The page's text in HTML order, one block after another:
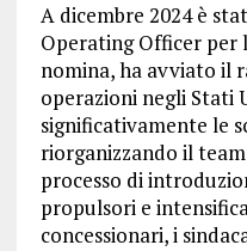
A dicembre 2024 è
Operating Officer per
nomina, ha avviato il
operazioni negli Stati
significativamente le
riorganizzando il
processo di
propulsori e
concessionari, i